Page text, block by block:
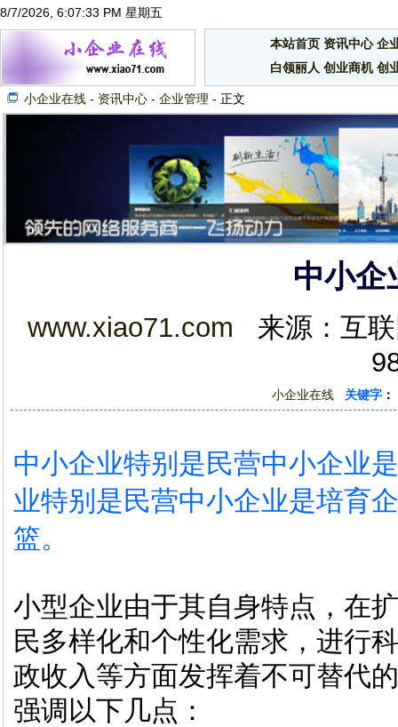
8/7/2026, 6:07:33 PM 星期五
本站首页 资讯中心 企
白领丽人 创业商机 创
小企业在线 - 资讯中心 - 企业管理 - 正文
中小企
www.xiao71.com 来源：互
小企业在线 关键字 ：
中小企业特别是民营中小企业
业特别是民营中小企业是培育
篮。
小型企业由于其自身特点，在
民多样化和个性化需求，进行
政收入等方面发挥着不可替代
强调以下几点：